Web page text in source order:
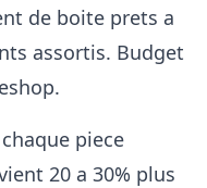
de boite prets a
assortis. Budget
piece
20 a 30% plus